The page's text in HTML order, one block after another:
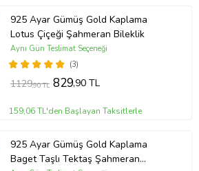
925 Ayar Gümüş Gold Kaplama
Lotus Çiçeği Şahmeran Bileklik
(3)
Aynı Gün Teslimat Seçeneği
1129,90 TL 829,90 TL
159,06 TL'den Başlayan Taksitlerle
925 Ayar Gümüş Gold Kaplama
Baget Taşlı Tektaş Şahmeran